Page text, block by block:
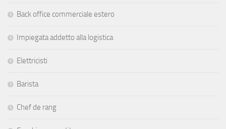
Back office commerciale estero
Impiegata addetto alla logistica
Elettricisti
Barista
Chef de rang